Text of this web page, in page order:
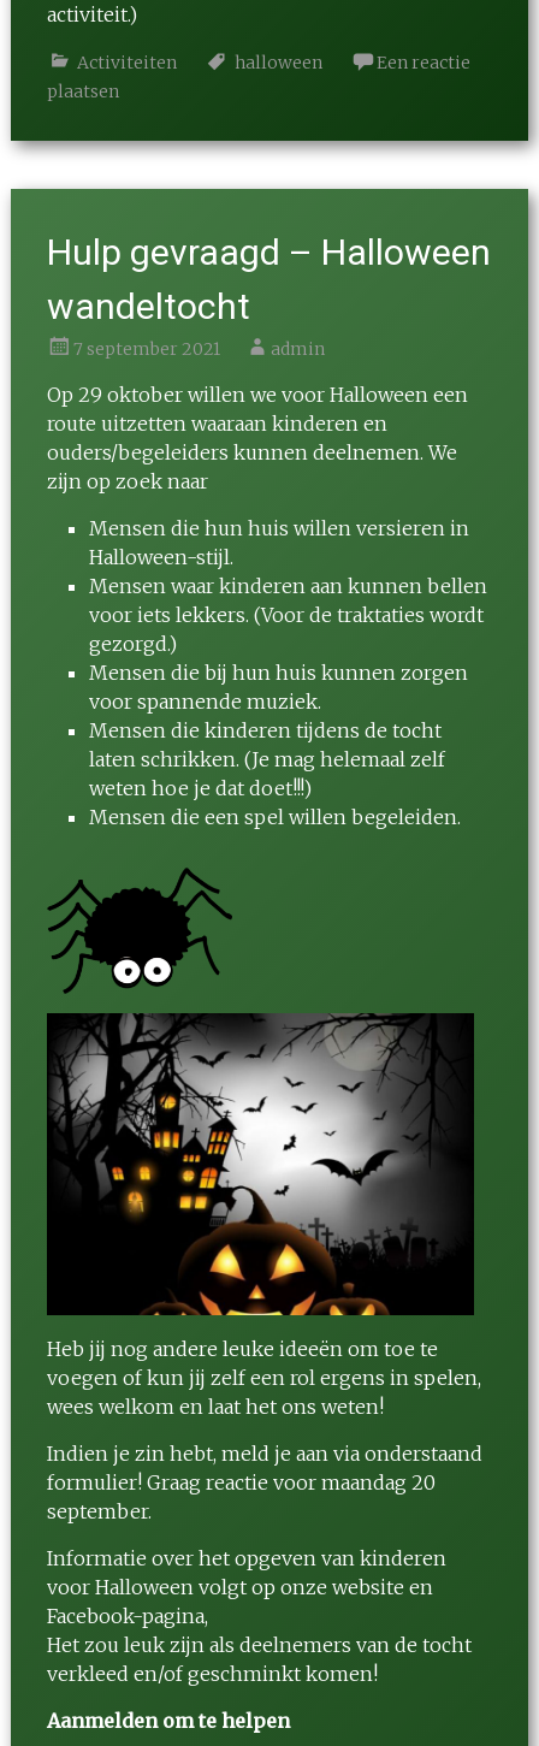
activiteit.)
Activiteiten halloween
Een reactie
plaatsen
Hulp gevraagd – Halloween
wandeltocht
7 september 2021 admin
Op 29 oktober willen we voor Halloween een
route uitzetten waaraan kinderen en
ouders/begeleiders kunnen deelnemen. We
zijn op zoek naar
Mensen die hun huis willen versieren in
Halloween-stijl.
Mensen waar kinderen aan kunnen bellen
voor iets lekkers. (Voor de traktaties wordt
gezorgd.)
Mensen die bij hun huis kunnen zorgen
voor spannende muziek.
Mensen die kinderen tijdens de tocht
laten schrikken. (Je mag helemaal zelf
weten hoe je dat doet!!!)
Mensen die een spel willen begeleiden.
Heb jij nog andere leuke ideeën om toe te
voegen of kun jij zelf een rol ergens in spelen,
wees welkom en laat het ons weten!
Indien je zin hebt, meld je aan via onderstaand
formulier! Graag reactie voor maandag 20
september.
Informatie over het opgeven van kinderen
voor Halloween volgt op onze website en
Facebook-pagina,
Het zou leuk zijn als deelnemers van de tocht
verkleed en/of geschminkt komen!
Aanmelden om te helpen